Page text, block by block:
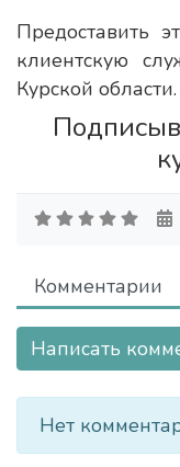
Предоставить
клиентскую
Курской области.
Комментарии
Написать
Нет